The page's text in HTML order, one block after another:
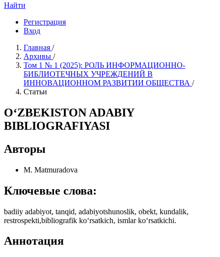
Найти
Регистрация
Вход
Главная /
Архивы /
Том 1 № 1 (2025): РОЛЬ ИНФОРМAЦИОННО-
БИБЛИОТЕЧНЫХ УЧРЕЖДЕНИЙ В
ИННОВAЦИОННОМ РАЗВИТИИ ОБЩЕСТВА /
Статьи
О‘ZBEKISTON ADABIY
BIBLIOGRAFIYASI
Авторы
M. Matmuradova
Ключевые слова:
badiiy adabiyot, tanqid, adabiyotshunoslik, obekt, kundalik,
restrospekti,bibliografik kо‘rsatkich, ismlar kо‘rsatkichi.
Аннотация